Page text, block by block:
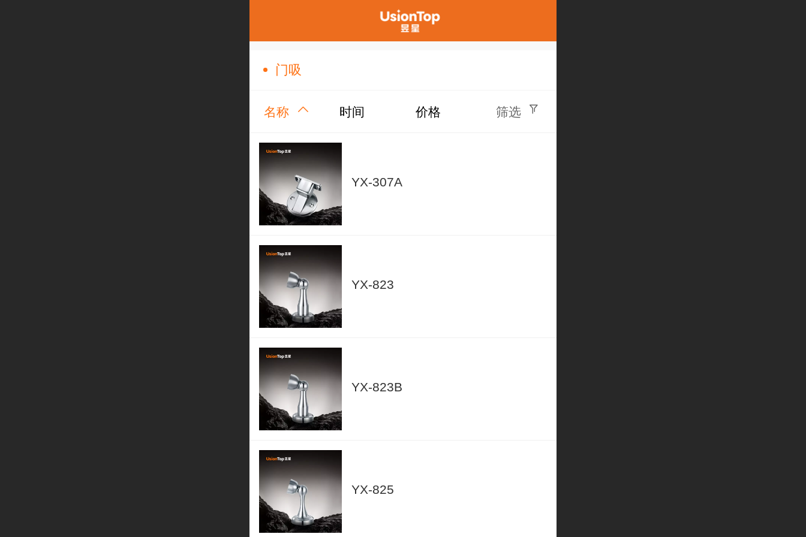
门吸
名称 时间 价格 筛选
YX-307A
YX-823
YX-823B
YX-825